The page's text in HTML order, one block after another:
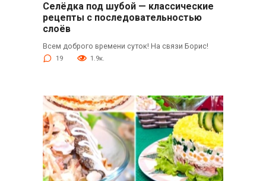
Селёдка под шубой — классические
рецепты с последовательностью
слоёв
Всем доброго времени суток! На связи Борис!
19 1.9к.